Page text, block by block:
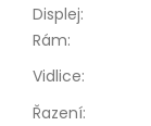
Displej:
Rám:
Vidlice:
Řazení: